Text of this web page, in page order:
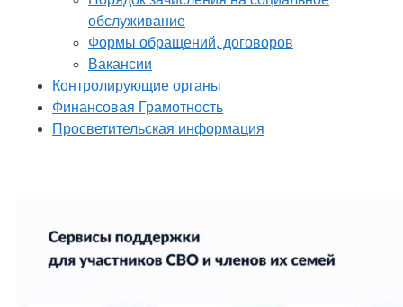
обслуживание
Формы обращений, договоров
Вакансии
Контролирующие органы
Финансовая Грамотность
Просветительская информация